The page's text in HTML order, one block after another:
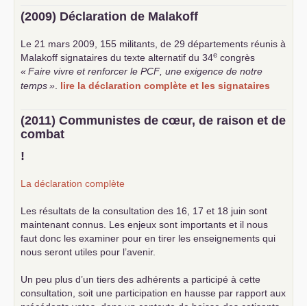
(2009) Déclaration de Malakoff
Le 21 mars 2009, 155 militants, de 29 départements réunis à
Malakoff signataires du texte alternatif du 34e congrès
«Faire vivre et renforcer le PCF , une exigence de notre
temps» lire la déclaration complète et les signataires
(2011) Communistes de cœur, de raison et de
combat
!
La déclaration complète
Les résultats de la consultation des 16, 17 et 18 juin sont
maintenant connus. Les enjeux sont importants et il nous
faut donc les examiner pour en tirer les enseignements qui
nous seront utiles pour l’avenir.
Un peu plus d’un tiers des adhérents a participé à cette
consultation, soit une participation en hausse par rapport aux